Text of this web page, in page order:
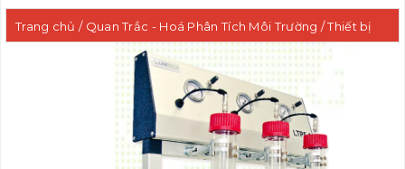
Trang chủ / Quan Trắc - Hoá Phân Tích Môi Trường /Thiết bị
phân tích Halogen hữu cơ dễ bị hấp phụ (AOX/ TOX)
bị mẫu theo Phương pháp cột – Hệ thống chuẩn bị mẫu LTPF-3